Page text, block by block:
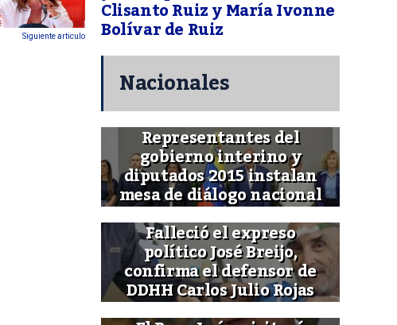
Siguiente articulo
Clisanto Ruiz y María Ivonne
Bolívar de Ruiz
Nacionales
Representantes del
gobierno interino y
diputados 2015 instalan
mesa de diálogo nacional
Falleció el expreso
político José Breijo,
confirma el defensor de
DDHH Carlos Julio Rojas